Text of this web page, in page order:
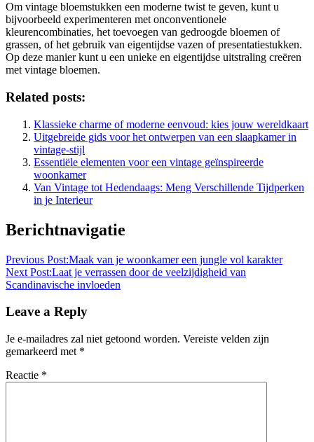
Om vintage bloemstukken een moderne twist te geven, kunt u
bijvoorbeeld experimenteren met onconventionele
kleurencombinaties, het toevoegen van gedroogde bloemen of
grassen, of het gebruik van eigentijdse vazen of presentatiestukken.
Op deze manier kunt u een unieke en eigentijdse uitstraling creëren
met vintage bloemen.
Related posts:
Klassieke charme of moderne eenvoud: kies jouw wereldkaart
Uitgebreide gids voor het ontwerpen van een slaapkamer in
vintage-stijl
Essentiële elementen voor een vintage geïnspireerde
woonkamer
Van Vintage tot Hedendaags: Meng Verschillende Tijdperken
in je Interieur
Berichtnavigatie
Previous Post:Maak van je woonkamer een jungle vol karakter
Next Post:Laat je verrassen door de veelzijdigheid van
Scandinavische invloeden
Leave a Reply
Je e-mailadres zal niet getoond worden. Vereiste velden zijn
gemarkeerd met *
Reactie *